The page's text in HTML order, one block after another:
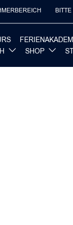
SHOP